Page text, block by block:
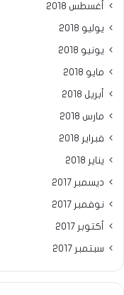
أغسطس 2018
يوليو 2018
يونيو 2018
مايو 2018
أبريل 2018
مارس 2018
فبراير 2018
يناير 2018
ديسمبر 2017
نوفمبر 2017
أكتوبر 2017
سبتمبر 2017